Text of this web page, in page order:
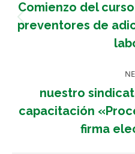
Comienzo del
preventores de
nuestro
capacitación
firma